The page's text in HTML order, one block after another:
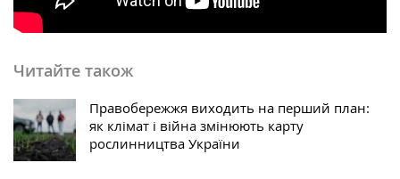
Читайте також
Правобережжя виходить на перший план:
як клімат і війна змінюють карту
рослинництва України